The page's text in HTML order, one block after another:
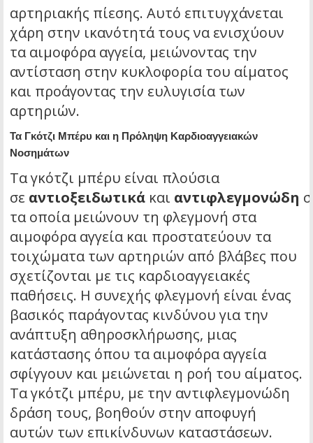
αρτηριακής πίεσης. Αυτό επιτυγχάνεται
χάρη στην ικανότητά τους να ενισχύουν
τα αιμοφόρα αγγεία, μειώνοντας την
αντίσταση στην κυκλοφορία του αίματος
και προάγοντας την ευλυγισία των
αρτηριών.
Τα Γκότζι Μπέρυ και η Πρόληψη Καρδιοαγγειακών
Νοσημάτων
Τα γκότζι μπέρυ είναι πλούσια
σε αντιοξειδωτικά και αντιφλεγμονώδη
τα οποία μειώνουν τη φλεγμονή στα
αιμοφόρα αγγεία και προστατεύουν τα
τοιχώματα των αρτηριών από βλάβες που
σχετίζονται με τις καρδιοαγγειακές
παθήσεις. Η συνεχής φλεγμονή είναι ένας
βασικός παράγοντας κινδύνου για την
ανάπτυξη αθηροσκλήρωσης, μιας
κατάστασης όπου τα αιμοφόρα αγγεία
σφίγγουν και μειώνεται η ροή του αίματος.
Τα γκότζι μπέρυ, με την αντιφλεγμονώδη
δράση τους, βοηθούν στην αποφυγή
αυτών των επικίνδυνων καταστάσεων.